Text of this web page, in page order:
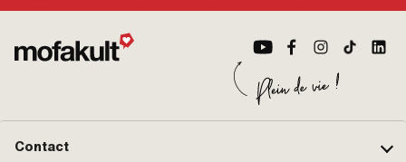
Contact